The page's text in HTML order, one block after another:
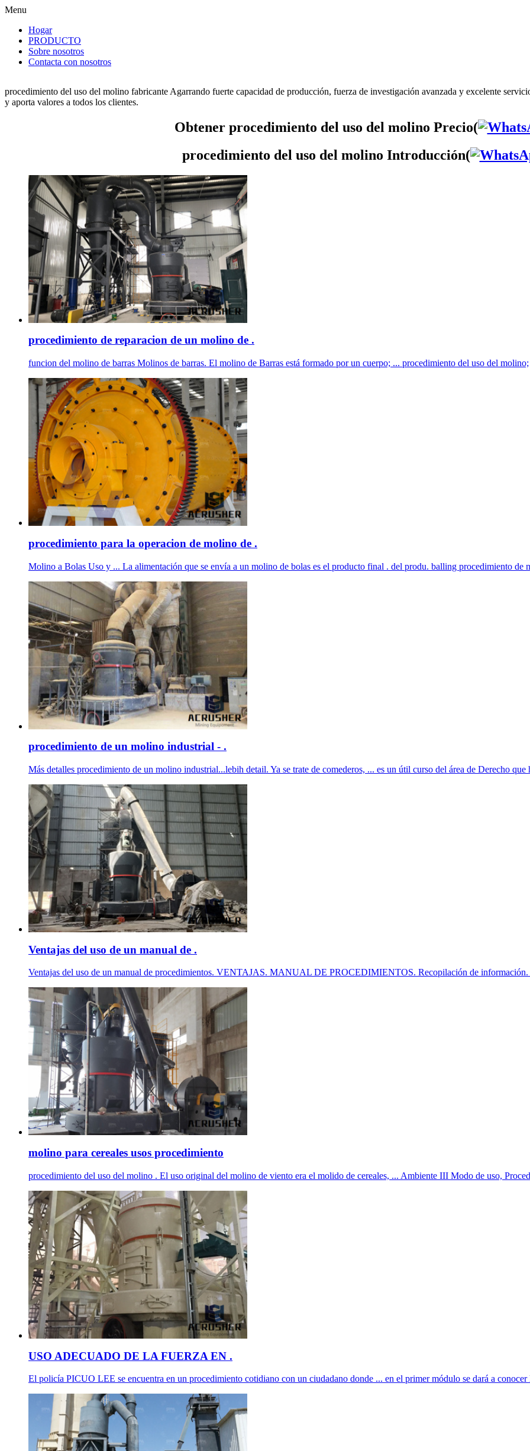
Menu
Hogar
PRODUCTO
Sobre nosotros
Contacta con nosotros
procedimiento del uso del molino fabricante Agarrando fuerte capacidad de producción, fuerza de investigación avanzada y excelente
y aporta valores a todos los clientes.
Obtener procedimiento del uso del molino Precio(
procedimiento del uso del molino Introducción(
procedimiento de reparacion de un molino de .
funcion del molino de barras Molinos de barras. El molino de Barras está formado por un cuerpo; ... procedimiento del uso del molino;
procedimiento para la operacion de molino de .
Molino a Bolas Uso y ... La alimentación que se envía a un molino de bolas es el producto final . del produ. balling procedimiento de
procedimiento de un molino industrial - .
Más detalles procedimiento de un molino industrial...lebih detail. Ya se trate de comederos, ... es un útil curso del área de Derecho que
Ventajas del uso de un manual de .
Ventajas del uso de un manual de procedimientos. VENTAJAS. MANUAL DE PROCEDIMIENTOS. Recopilación de
molino para cereales usos procedimiento
procedimiento del uso del molino . El uso original del molino de viento era el molido de cereales, ... Ambiente III Modo de uso,
USO ADECUADO DE LA FUERZA EN .
El policía PICUO LEE se encuentra en un procedimiento cotidiano con un ciudadano donde ... en el primer módulo se dará a conocer